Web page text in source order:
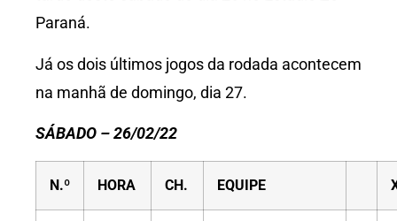
Paraná.
Já os dois últimos jogos da rodada acontecem
na manhã de domingo, dia 27.
SÁBADO – 26/02/22
N.º HORA CH. EQUIPE